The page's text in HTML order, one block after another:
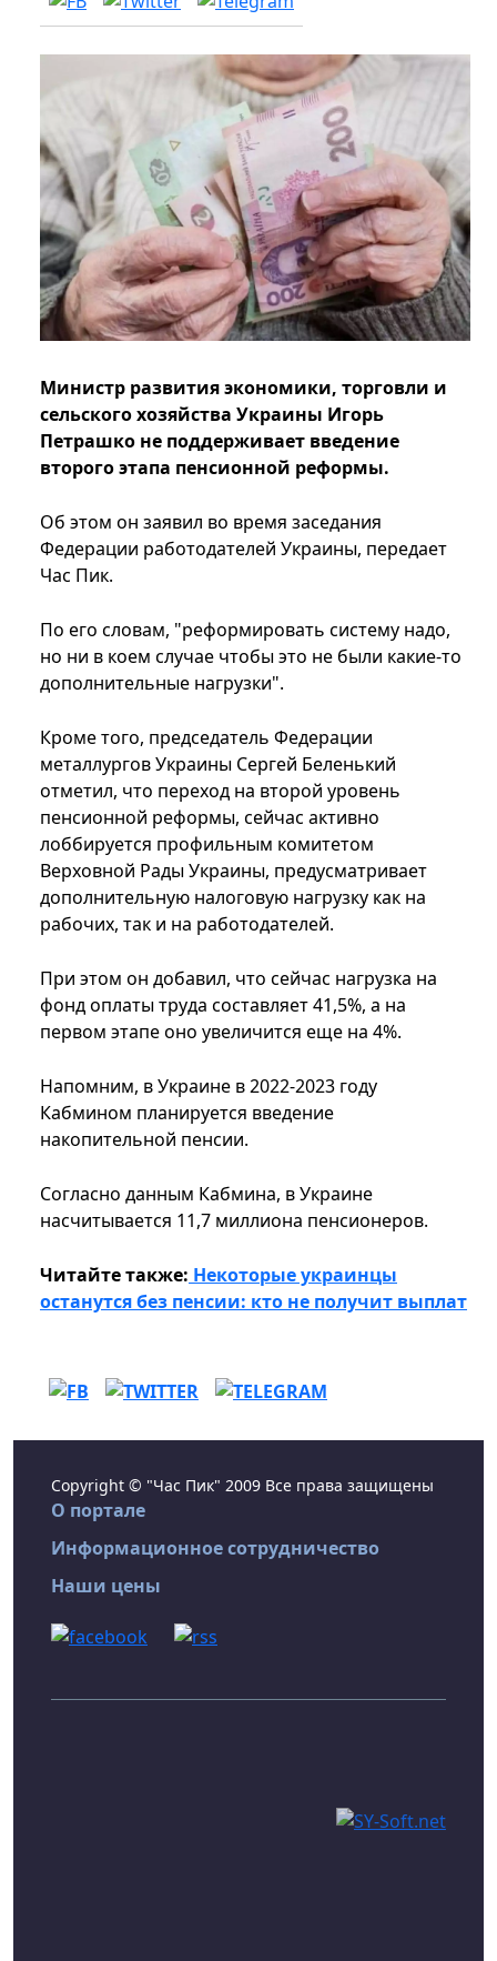
Министр развития экономики, торговли и
сельского хозяйства Украины Игорь
Петрашко не поддерживает введение
второго этапа пенсионной реформы.
Об этом он заявил во время заседания
Федерации работодателей Украины, передает
Час Пик.
По его словам, "реформировать систему надо,
но ни в коем случае чтобы это не были какие-то
дополнительные нагрузки".
Кроме того, председатель Федерации
металлургов Украины Сергей Беленький
отметил, что переход на второй уровень
пенсионной реформы, сейчас активно
лоббируется профильным комитетом
Верховной Рады Украины, предусматривает
дополнительную налоговую нагрузку как на
рабочих, так и на работодателей.
При этом он добавил, что сейчас нагрузка на
фонд оплаты труда составляет 41,5%, а на
первом этапе оно увеличится еще на 4%.
Напомним, в Украине в 2022-2023 году
Кабмином планируется введение
накопительной пенсии.
Согласно данным Кабмина, в Украине
насчитывается 11,7 миллиона пенсионеров.
Читайте также: Некоторые украинцы
останутся без пенсии: кто не получит выплат
Copyright © "Час Пик" 2009 Все права защищены
О портале
Информационное сотрудничество
Наши цены